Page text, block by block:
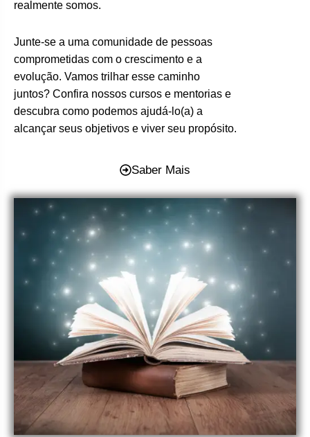
realmente somos.
Junte-se a uma comunidade de pessoas
comprometidas com o crescimento e a
evolução. Vamos trilhar esse caminho
juntos? Confira nossos cursos e mentorias e
descubra como podemos ajudá-lo(a) a
alcançar seus objetivos e viver seu propósito.
Saber Mais